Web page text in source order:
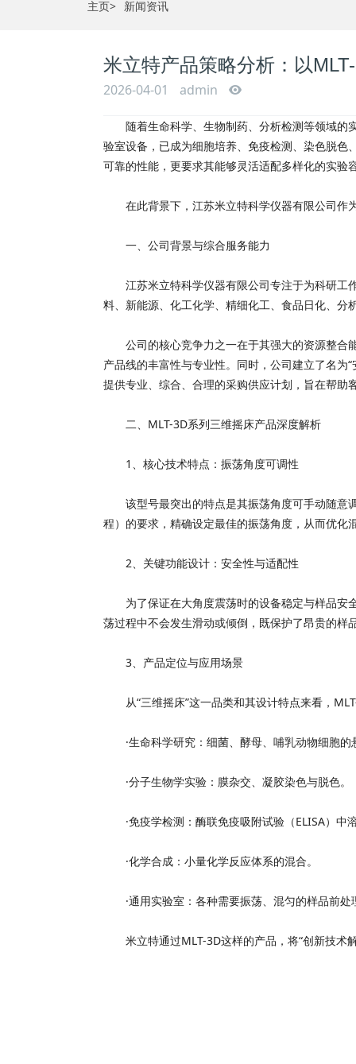
主页> 新闻资讯
米立特产品策略分析：以
2026-04-01 admin
随着生命科学、生物制药、分析检测等领域的
验室设备，已成为细胞培养、免疫检测、染色脱
可靠的性能，更要求其能够灵活适配多样化的实
在此背景下，江苏米立特科学仪器有限公司作
一、公司背景与综合服务能力
江苏米立特科学仪器有限公司专注于为科研工
料、新能源、化工化学、精细化工、食品日化、
公司的核心竞争力之一在于其强大的资源整合
产品线的丰富性与专业性。同时，公司建立了名为
提供专业、综合、合理的采购供应计划，旨在帮助
二、MLT-3D系列三维摇床产品深度解析
1、核心技术特点：振荡角度可调性
该型号最突出的特点是其振荡角度可手动随意
程）的要求，精确设定最佳的振荡角度，从而优化
2、关键功能设计：安全性与适配性
为了保证在大角度震荡时的设备稳定与样品安全
荡过程中不会发生滑动或倾倒，既保护了昂贵的样
3、产品定位与应用场景
从“三维摇床”这一品类和其设计特点来看，
·生命科学研究：细菌、酵母、哺乳动物细胞的
·分子生物学实验：膜杂交、凝胶染色与脱色。
·免疫学检测：酶联免疫吸附试验（ELISA）中
·化学合成：小量化学反应体系的混合。
·通用实验室：各种需要振荡、混匀的样品前处
米立特通过MLT-3D这样的产品，将“创新技术